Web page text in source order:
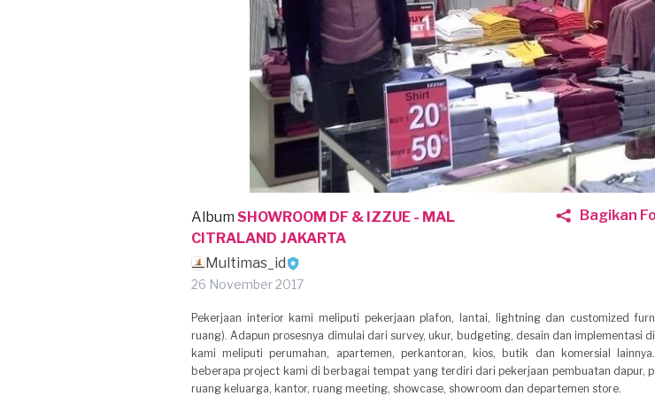
Album SHOWROOM DF & IZZUE - MAL
CITRALAND JAKARTA
Multimas_id
26 November 2017
Bagikan
Pekerjaan interior kami meliputi pekerjaan plafon, lantai, lightning dan customized
ruang). Adapun prosesnya dimulai dari survey, ukur, budgeting, desain dan implementasi
kami meliputi perumahan, apartemen, perkantoran, kios, butik dan komersial
beberapa project kami di berbagai tempat yang terdiri dari pekerjaan pembuatan dapur,
ruang keluarga, kantor, ruang meeting, showcase, showroom dan departemen store.